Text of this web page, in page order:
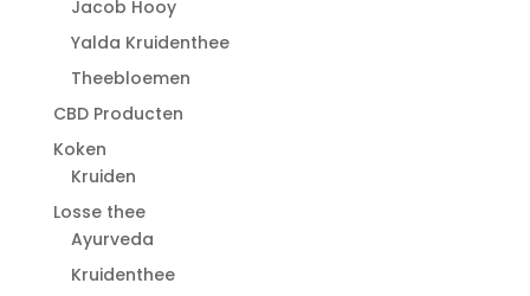
Jacob Hooy
Yalda Kruidenthee
Theebloemen
CBD Producten
Koken
Kruiden
Losse thee
Ayurveda
Kruidenthee